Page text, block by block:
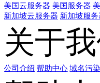
美国云服务器 美国服务器
新加坡云服务器 新加坡服务
关于
公司介绍 帮助中心 域名污